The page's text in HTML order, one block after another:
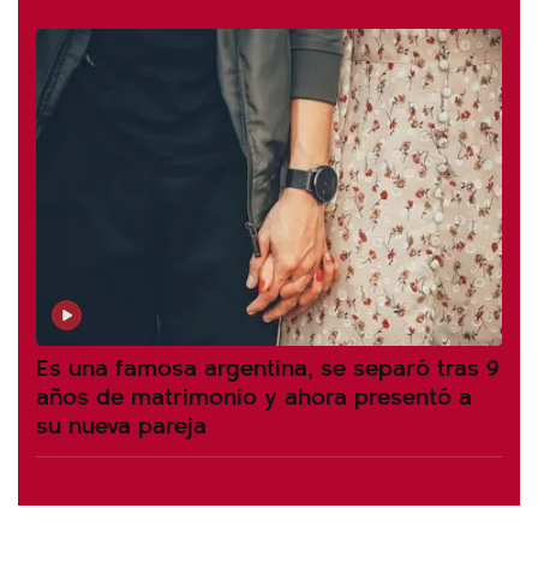
Es una famosa argentina, se separó tras 9
años de matrimonio y ahora presentó a
su nueva pareja